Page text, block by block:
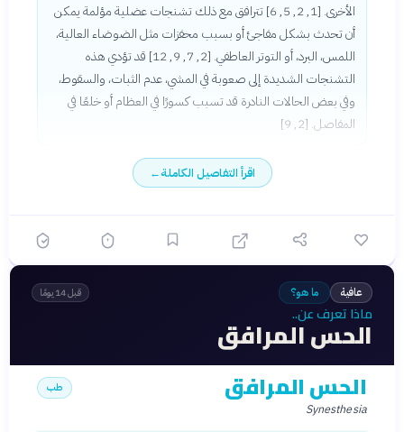
الأخرى. [1, 2, 5, 6] تترافق مع ذلك تشنجات عضلية مؤلمة يمكن
أن تحدث بشكل مفاجئ أو بسبب محفزات مثل الضوضاء العالية،
اللمس، البرد، أو التوتر العاطفي. [2, 7, 9, 12] قد تؤدي هذه
التشنجات الشديدة إلى صعوبة في المشي، عدم الثبات، والسقوط،
وفي بعض الحالات النادرة قد تسبب كسورًا في العظام أو خلعًا في
المفاصل. [2, 9]
اقرأ التفاصيل الكاملة←
عافية ما هو؟ قبل 14 يومًا
ماذا تعرف عن..
الحس المرافق
الحس المرافق
Synesthesia
طب